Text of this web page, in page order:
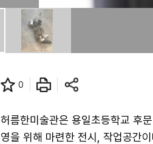
0
허름한미술관은 용일초등학교 후
영을 위해 마련한 전시, 작업공간